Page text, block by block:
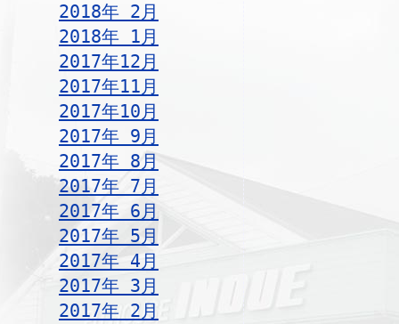
2018年 2月
2018年 1月
2017年12月
2017年11月
2017年10月
2017年 9月
2017年 8月
2017年 7月
2017年 6月
2017年 5月
2017年 4月
2017年 3月
2017年 2月